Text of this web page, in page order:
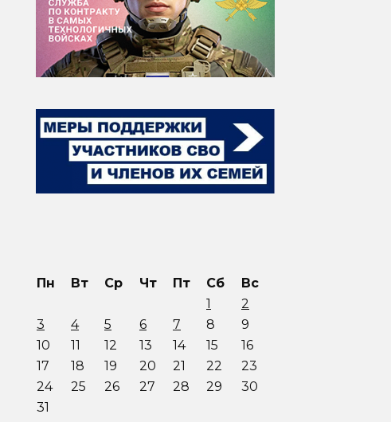
Пн Вт Ср Чт Пт Сб
Вс
1
2
3
4 5 6 7 8
9
10
11 12 13 14 15
16
17
18 19 20 21 22
23
24
25 26 27 28 29
30
31